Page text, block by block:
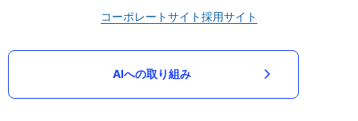
コーポレートサイト採用サイト
AIへの取り組み